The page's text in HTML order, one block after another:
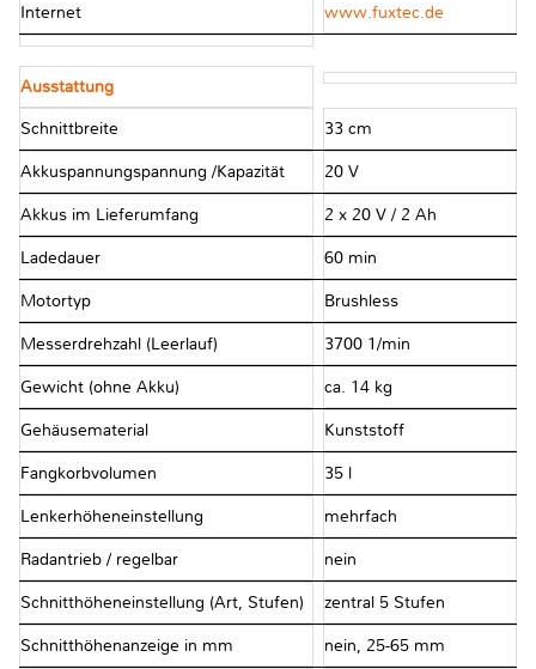
Internet www.fuxtec.de
Ausstattung
Schnittbreite 33 cm
Akkuspannungspannung /Kapazität 20 V
Akkus im Lieferumfang 2 x 20 V / 2 Ah
Ladedauer 60 min
Motortyp Brushless
Messerdrehzahl (Leerlauf) 3700 1/min
Gewicht (ohne Akku) ca. 14 kg
Gehäusematerial Kunststoff
Fangkorbvolumen 35 l
Lenkerhöheneinstellung mehrfach
Radantrieb / regelbar nein
Schnitthöheneinstellung (Art, Stufen) zentral 5 Stufen
Schnitthöhenanzeige in mm nein, 25-65 mm